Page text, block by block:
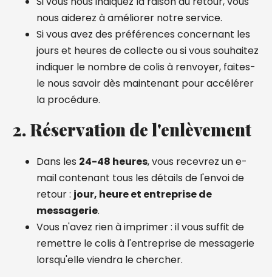
nous aiderez à améliorer notre service.
Si vous avez des préférences concernant les
jours et heures de collecte ou si vous souhaitez
indiquer le nombre de colis à renvoyer, faites-
le nous savoir dès maintenant pour accélérer
la procédure.
2. Réservation de l'enlèvement
Dans les 24-48 heures, vous recevrez un e-
mail contenant tous les détails de l'envoi de
retour : jour, heure et entreprise de
messagerie.
Vous n'avez rien à imprimer : il vous suffit de
remettre le colis à l'entreprise de messagerie
lorsqu'elle viendra le chercher.